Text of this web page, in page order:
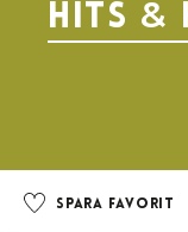
Hits &
Spara favorit